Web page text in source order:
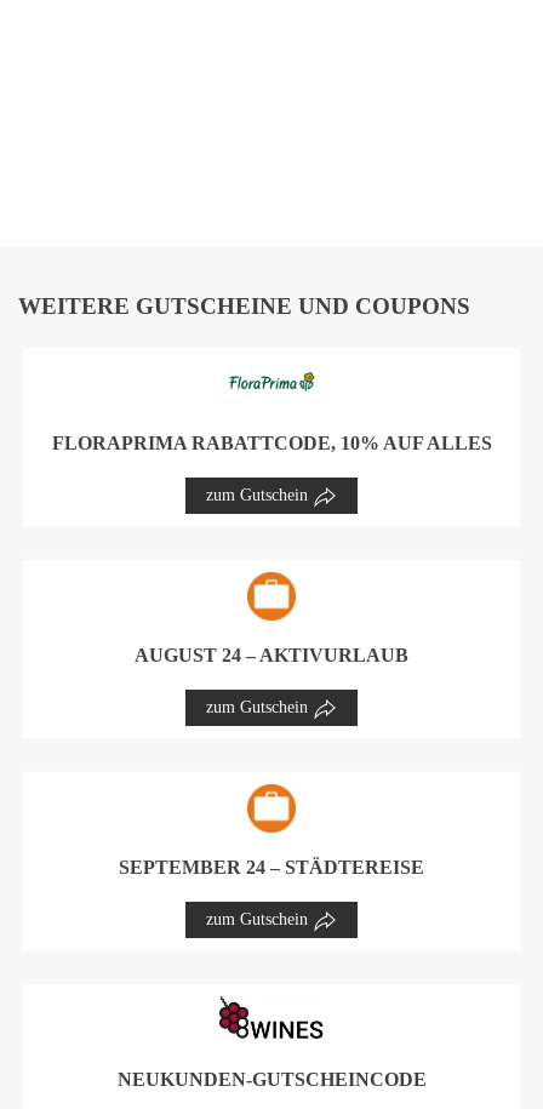
WEITERE GUTSCHEINE UND COUPONS
FLORAPRIMA RABATTCODE, 10% AUF ALLES
zum Gutschein
AUGUST 24 – AKTIVURLAUB
zum Gutschein
SEPTEMBER 24 – STÄDTEREISE
zum Gutschein
NEUKUNDEN-GUTSCHEINCODE